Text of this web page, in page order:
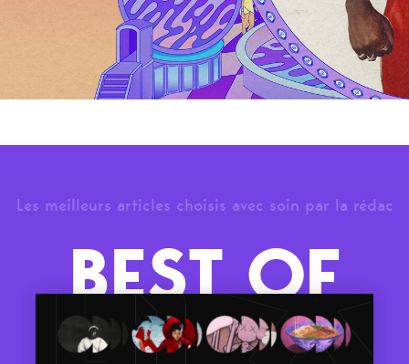
Les meilleurs articles choisis avec soin par la rédac
BEST OF